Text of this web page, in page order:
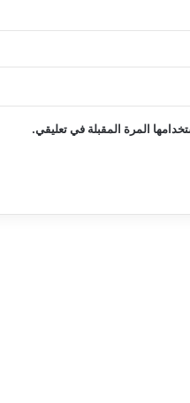
المرة المقبلة في تعليقي.